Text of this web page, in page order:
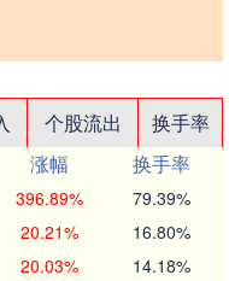
个股流出
换手率
涨幅
换手率
396.89% 79.39%
20.21% 16.80%
20.03% 14.18%